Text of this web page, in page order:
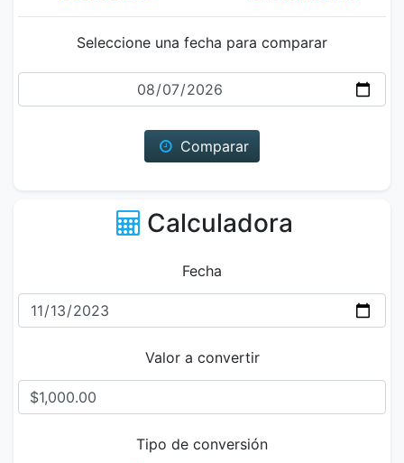
Seleccione una fecha para comparar
Fecha
Comparar
Calculadora
Fecha
Valor a convertir
Tipo de conversión